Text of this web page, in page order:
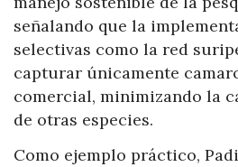
señalando que la
selectivas como la red
capturar únicamente
comercial, minimizando la
de otras especies.
Como ejemplo práctico,